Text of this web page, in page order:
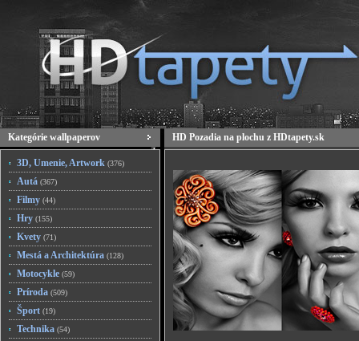
Kategórie wallpaperov
3D, Umenie, Artwork (376)
Autá (367)
Filmy (44)
Hry (155)
Kvety (71)
Mestá a Architektúra (128)
Motocykle (59)
Príroda (509)
Šport (19)
Technika (54)
HD Pozadia na plochu z HDtapety.sk